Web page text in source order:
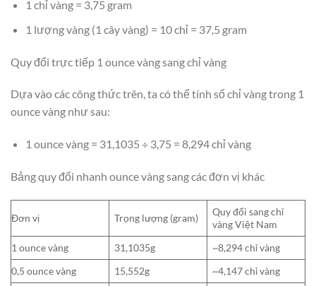
1 chỉ vàng = 3,75 gram
1 lượng vàng (1 cây vàng) = 10 chỉ = 37,5 gram
Quy đổi trực tiếp 1 ounce vàng sang chỉ vàng
Dựa vào các công thức trên, ta có thể tính số chỉ vàng trong 1
ounce vàng như sau:
1 ounce vàng = 31,1035 ÷ 3,75 = 8,294 chỉ vàng
Bảng quy đổi nhanh ounce vàng sang các đơn vị khác
Đơn vị Trọng lượng (gram)
Quy đổi sang chỉ
vàng Việt Nam
1 ounce vàng
31,1035g
~8,294 chỉ vàng
0,5 ounce vàng
15,552g
~4,147 chỉ vàng